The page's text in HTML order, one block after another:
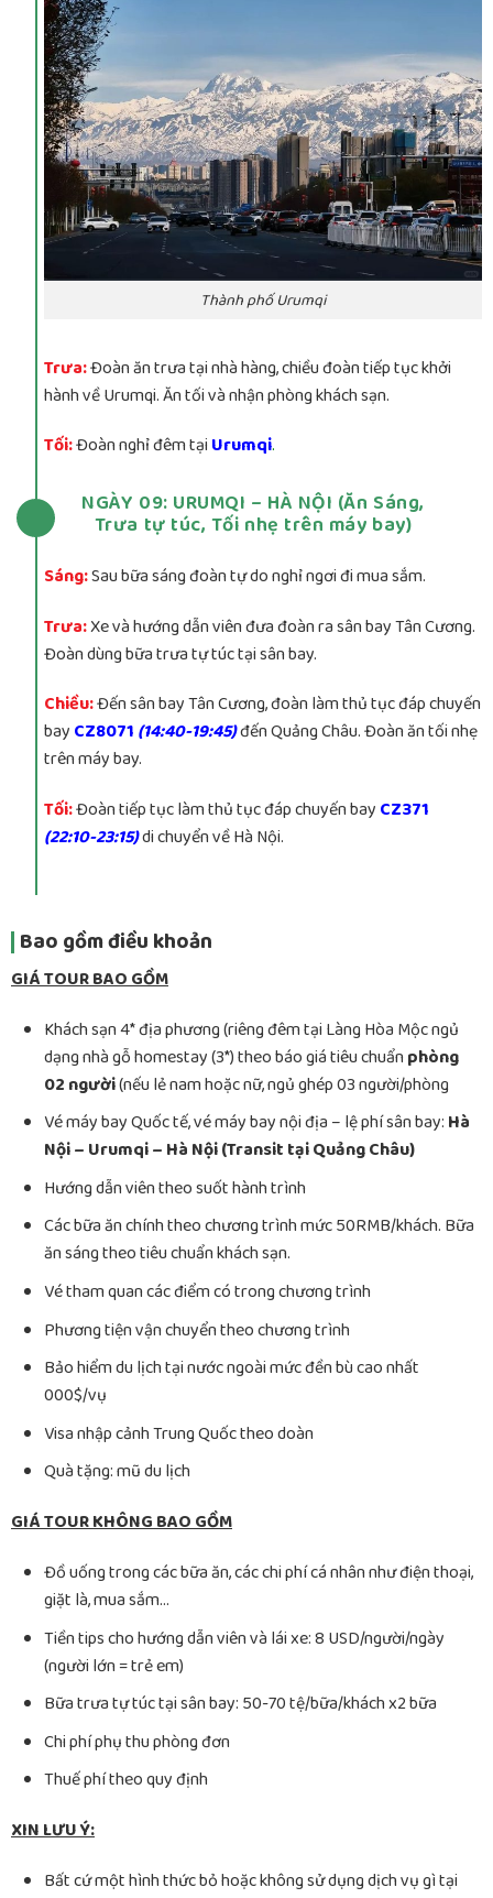
Thành phố Urumqi
Trưa:Đoàn ăn trưa tại nhà hàng, chiều đoàn tiếp tục khởi
hành về Urumqi. Ăn tối và nhận phòng khách sạn.
Tối:Đoàn nghỉ đêm tại Urumqi.
NGÀY 09: URUMQI – HÀ NỘI (Ăn Sáng,
Trưa tự túc, Tối nhẹ trên máy bay)
Sáng:Sau bữa sáng đoàn tự do nghỉ ngơi đi mua sắm.
Trưa:Xe và hướng dẫn viên đưa đoàn ra sân bay Tân Cương.
Đoàn dùng bữa trưa tự túc tại sân bay.
Chiều:Đến sân bay Tân Cương, đoàn làm thủ tục đáp chuyến
bay CZ8071 (14:40-19:45)đến Quảng Châu. Đoàn ăn tối nhẹ
trên máy bay.
Tối:Đoàn tiếp tục làm thủ tục đáp chuyến bay CZ371
(22:10-23:15)di chuyển về Hà Nội.
Bao gồm điều khoản
GIÁ TOUR BAO GỒM
Khách sạn 4* địa phương (riêng đêm tại Làng Hòa Mộc ngủ
dạng nhà gỗ homestay (3*) theo báo giá tiêu chuẩnphòng
02 người(nếu lẻ nam hoặc nữ, ngủ ghép 03 người/phòng
Vé máy bay Quốc tế, vé máy bay nội địa – lệ phí sân bay: Hà
Nội – Urumqi – Hà Nội (Transit tại Quảng Châu)
Hướng dẫn viên theo suốt hành trình
Các bữa ăn chính theo chương trình mức 50RMB/khách. Bữa
ăn sáng theo tiêu chuẩn khách sạn.
Vé tham quan các điểm có trong chương trình
Phương tiện vận chuyển theo chương trình
Bảo hiểm du lịch tại nước ngoài mức đền bù cao nhất
000$/vụ
Visa nhập cảnh Trung Quốc theo doàn
Quà tặng: mũ du lịch
GIÁ TOUR KHÔNG BAO GỒM
Đồ uống trong các bữa ăn, các chi phí cá nhân như điện thoại,
giặt là, mua sắm…
Tiền tips cho hướng dẫn viên và lái xe: 8 USD/người/ngày
(người lớn = trẻ em)
Bữa trưa tự túc tại sân bay: 50-70 tệ/bữa/khách x2 bữa
Chi phí phụ thu phòng đơn
Thuế phí theo quy định
XIN LƯU Ý:
Bất cứ một hình thức bỏ hoặc không sử dụng dịch vụ gì tại